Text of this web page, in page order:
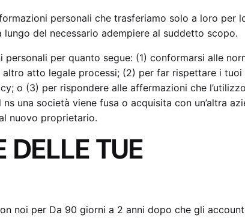
personali che trasferiamo solo a loro per
del necessario adempiere al suddetto scopo.
per quanto segue: (1) conformarsi alle
atto legale processi; (2) per far rispettare i
o (3) per rispondere alle affermazioni che
una società viene fusa o acquisita con un’altra
nuovo proprietario.
DELLE TUE
noi per Da 90 giorni a 2 anni dopo che gli